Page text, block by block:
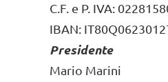
C.F. e P. IVA:
IBAN:
Presidente
Mario Marini